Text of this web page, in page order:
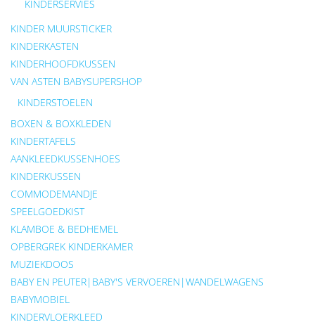
KINDERSERVIES
KINDER MUURSTICKER
KINDERKASTEN
KINDERHOOFDKUSSEN
VAN ASTEN BABYSUPERSHOP
KINDERSTOELEN
BOXEN & BOXKLEDEN
KINDERTAFELS
AANKLEEDKUSSENHOES
KINDERKUSSEN
COMMODEMANDJE
SPEELGOEDKIST
KLAMBOE & BEDHEMEL
OPBERGREK KINDERKAMER
MUZIEKDOOS
BABY EN PEUTER|BABY'S VERVOEREN|WANDELWAGENS
BABYMOBIEL
KINDERVLOERKLEED